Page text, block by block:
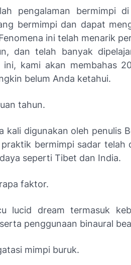
pengalaman bermimpi
bermimpi dan dapat
ini telah menarik
dan telah banyak
kami akan membahas
belum Anda ketahui.
tahun.
digunakan oleh penulis
bermimpi sadar telah
seperti Tibet dan India.
faktor.
lucid dream termasuk
penggunaan binaural
mimpi buruk.